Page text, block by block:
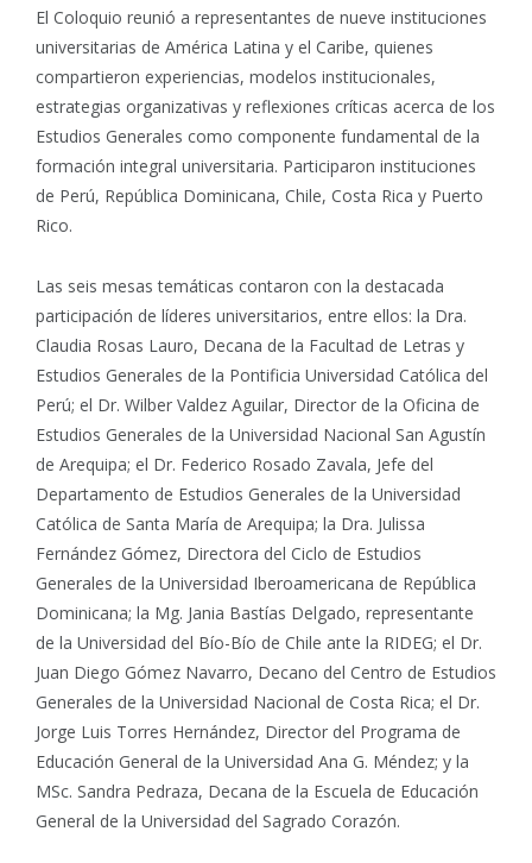
El Coloquio reunió a representantes de nueve instituciones
universitarias de América Latina y el Caribe, quienes
compartieron experiencias, modelos institucionales,
estrategias organizativas y reflexiones críticas acerca de los
Estudios Generales como componente fundamental de la
formación integral universitaria. Participaron instituciones
de Perú, República Dominicana, Chile, Costa Rica y Puerto
Rico.
Las seis mesas temáticas contaron con la destacada
participación de líderes universitarios, entre ellos: la Dra.
Claudia Rosas Lauro, Decana de la Facultad de Letras y
Estudios Generales de la Pontificia Universidad Católica del
Perú; el Dr. Wilber Valdez Aguilar, Director de la Oficina de
Estudios Generales de la Universidad Nacional San Agustín
de Arequipa; el Dr. Federico Rosado Zavala, Jefe del
Departamento de Estudios Generales de la Universidad
Católica de Santa María de Arequipa; la Dra. Julissa
Fernández Gómez, Directora del Ciclo de Estudios
Generales de la Universidad Iberoamericana de República
Dominicana; la Mg. Jania Bastías Delgado, representante
de la Universidad del Bío-Bío de Chile ante la RIDEG; el Dr.
Juan Diego Gómez Navarro, Decano del Centro de Estudios
Generales de la Universidad Nacional de Costa Rica; el Dr.
Jorge Luis Torres Hernández, Director del Programa de
Educación General de la Universidad Ana G. Méndez; y la
MSc. Sandra Pedraza, Decana de la Escuela de Educación
General de la Universidad del Sagrado Corazón.